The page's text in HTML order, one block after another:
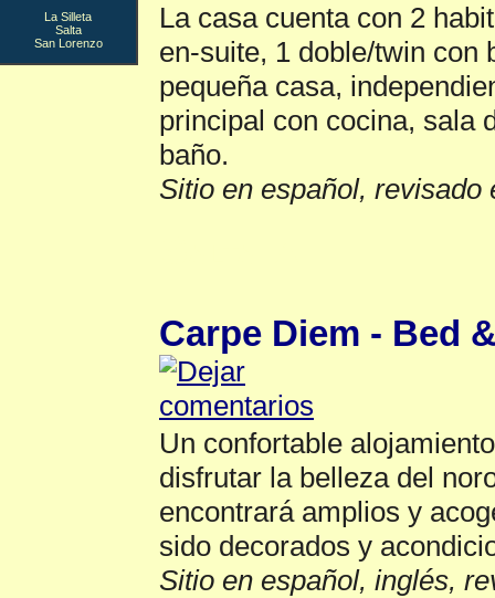
La casa cuenta con 2
en-suite, 1 doble/twin con
pequeña casa,
principal con cocina, sala
baño.
Sitio en español, revisado
Carpe Diem - Bed
Un confortable
disfrutar la belleza del
encontrará amplios y
sido decorados y
Sitio en español, inglés,
La Silleta
Salta
San Lorenzo